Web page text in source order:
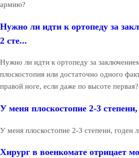
армию?
Нужно ли идти к ортопеду за
2 сте...
Нужно ли идти к ортопеду за
плоскостопия или достаточно одного
правой ноге, если даже по высоте первая?
У меня плоскостопие 2-3
У меня плоскостопие 2-3 степени, годен
Хирург в военкомате отрицает